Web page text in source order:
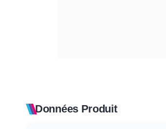
Données Produit